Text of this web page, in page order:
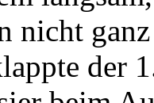
nicht
der